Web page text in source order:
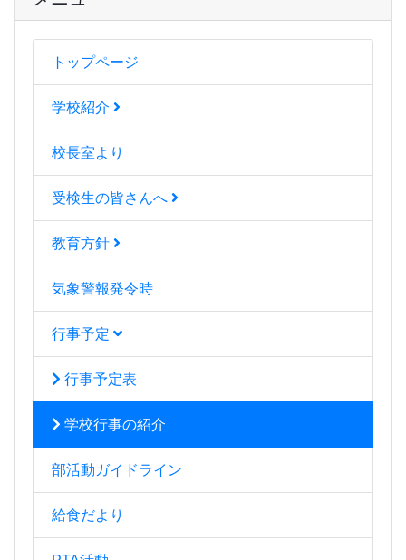
トップページ
学校紹介
校長室より
受検生の皆さんへ
教育方針
気象警報発令時
行事予定
行事予定表
学校行事の紹介
部活動ガイドライン
給食だより